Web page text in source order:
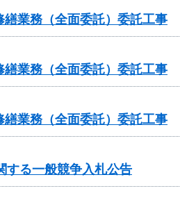
業務（全面委託）委託工事
業務（全面委託）委託工事
業務（全面委託）委託工事
する一般競争入札公告